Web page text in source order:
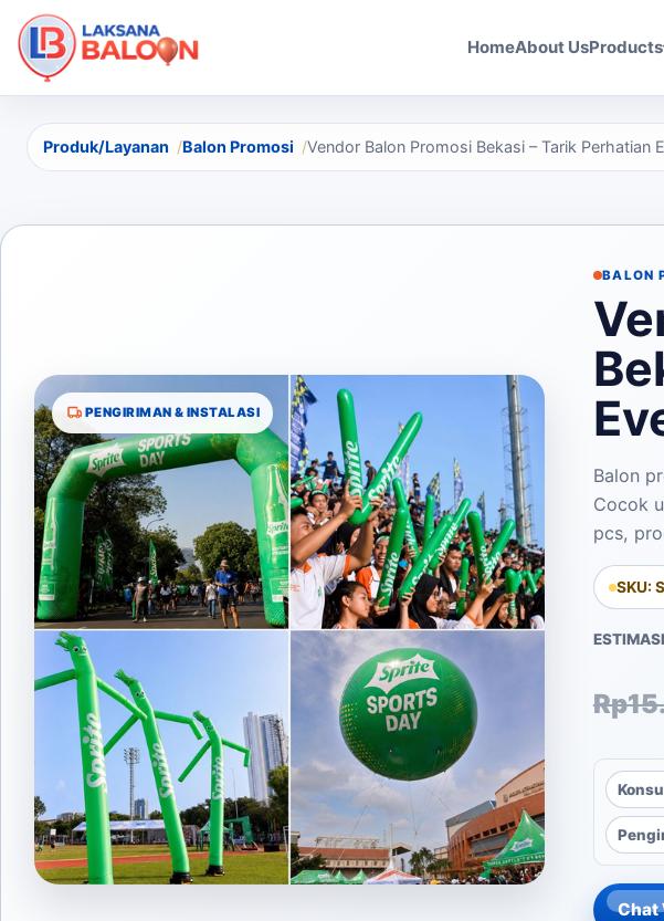
HomeAbout UsProducts
Produk/Layanan Balon Promosi Vendor Balon Promosi Bekasi – Tarik Perhatian
PENGIRIMAN & INSTALASI
BALON
Balon
Cocok
pcs,
SKU:
Rp
Chat